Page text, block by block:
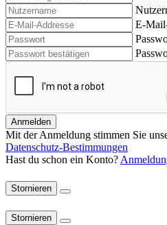
E-
Anmelden
Mit der Anmeldung stimmen Sie
Datenschutz-Bestimmungen
Hast du schon ein Konto?
Stornieren
Stornieren